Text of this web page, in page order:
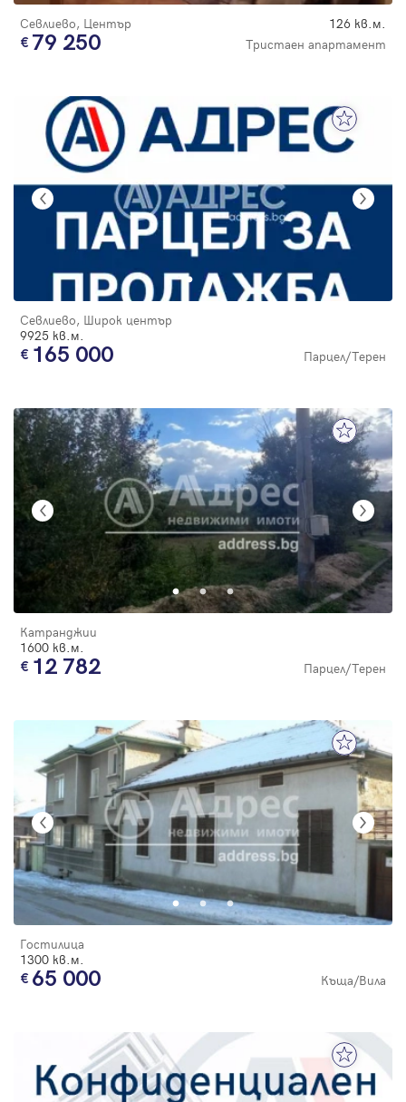
Севлиево, Център 126 кв.м.
79 250 Тристаен апартамент
Севлиево, Широк център
9925 кв.м.
165 000 Парцел/Терен
Катранджии
1600 кв.м.
12 782 Парцел/Терен
Гостилица
1300 кв.м.
65 000 Къща/Вила